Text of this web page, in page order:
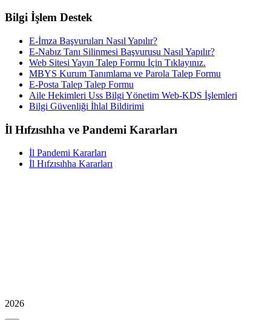
Bilgi İşlem Destek
E-İmza Başvuruları Nasıl Yapılır?
E-Nabız Tanı Silinmesi Başvurusu Nasıl Yapılır?
Web Sitesi Yayın Talep Formu İçin Tıklayınız.
MBYS Kurum Tanımlama ve Parola Talep Formu
E-Posta Talep Talep Formu
Aile Hekimleri Uss Bilgi Yönetim Web-KDS İşlemleri
Bilgi Güvenliği İhlal Bildirimi
İl Hıfzısıhha ve Pandemi Kararları
İl Pandemi Kararları
İl Hıfzısıhha Kararları
2026